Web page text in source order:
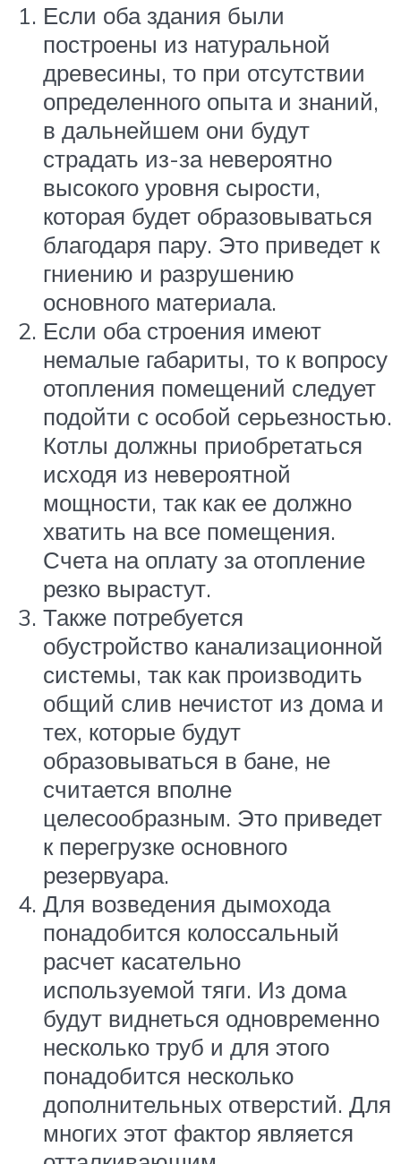
Если оба здания были
построены из натуральной
древесины, то при отсутствии
определенного опыта и знаний,
в дальнейшем они будут
страдать из-за невероятно
высокого уровня сырости,
которая будет образовываться
благодаря пару. Это приведет к
гниению и разрушению
основного материала.
Если оба строения имеют
немалые габариты, то к вопросу
отопления помещений следует
подойти с особой серьезностью.
Котлы должны приобретаться
исходя из невероятной
мощности, так как ее должно
хватить на все помещения.
Счета на оплату за отопление
резко вырастут.
Также потребуется
обустройство канализационной
системы, так как производить
общий слив нечистот из дома и
тех, которые будут
образовываться в бане, не
считается вполне
целесообразным. Это приведет
к перегрузке основного
резервуара.
Для возведения дымохода
понадобится колоссальный
расчет касательно
используемой тяги. Из дома
будут виднеться одновременно
несколько труб и для этого
понадобится несколько
дополнительных отверстий. Для
многих этот фактор является